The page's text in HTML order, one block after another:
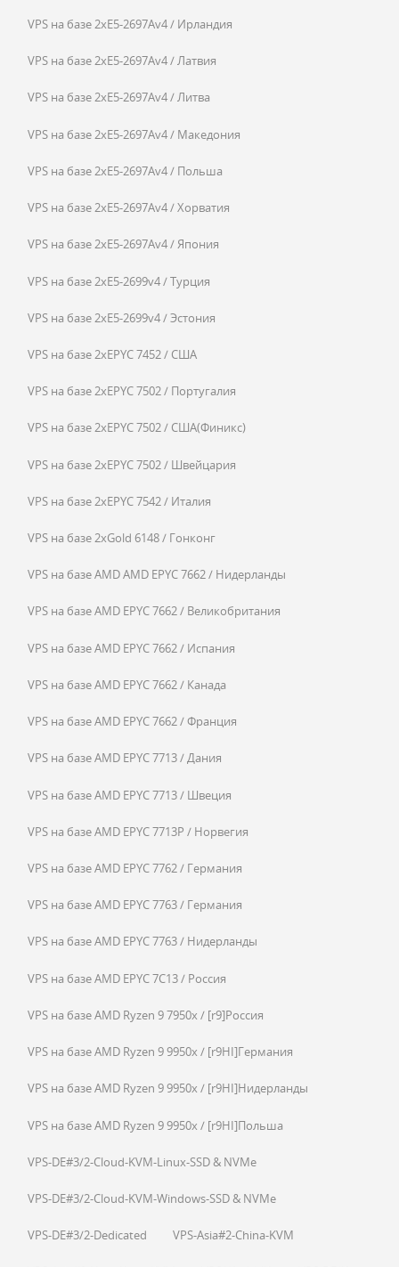
VPS на базе 2xE5-2697Av4 / Ирландия
VPS на базе 2xE5-2697Av4 / Латвия
VPS на базе 2xE5-2697Av4 / Литва
VPS на базе 2xE5-2697Av4 / Македония
VPS на базе 2xE5-2697Av4 / Польша
VPS на базе 2xE5-2697Av4 / Хорватия
VPS на базе 2xE5-2697Av4 / Япония
VPS на базе 2xE5-2699v4 / Турция
VPS на базе 2xE5-2699v4 / Эстония
VPS на базе 2xEPYC 7452 / США
VPS на базе 2xEPYC 7502 / Португалия
VPS на базе 2xEPYC 7502 / США(Финикс)
VPS на базе 2xEPYC 7502 / Швейцария
VPS на базе 2xEPYC 7542 / Италия
VPS на базе 2xGold 6148 / Гонконг
VPS на базе AMD AMD EPYC 7662 / Нидерланды
VPS на базе AMD EPYC 7662 / Великобритания
VPS на базе AMD EPYC 7662 / Испания
VPS на базе AMD EPYC 7662 / Канада
VPS на базе AMD EPYC 7662 / Франция
VPS на базе AMD EPYC 7713 / Дания
VPS на базе AMD EPYC 7713 / Швеция
VPS на базе AMD EPYC 7713P / Норвегия
VPS на базе AMD EPYC 7762 / Германия
VPS на базе AMD EPYC 7763 / Германия
VPS на базе AMD EPYC 7763 / Нидерланды
VPS на базе AMD EPYC 7C13 / Россия
VPS на базе AMD Ryzen 9 7950x / [r9]Россия
VPS на базе AMD Ryzen 9 9950x / [r9HI]Германия
VPS на базе AMD Ryzen 9 9950x / [r9HI]Нидерланды
VPS на базе AMD Ryzen 9 9950x / [r9HI]Польша
VPS-DE#3/2-Cloud-KVM-Linux-SSD & NVMe
VPS-DE#3/2-Cloud-KVM-Windows-SSD & NVMe
VPS-DE#3/2-Dedicated VPS-Asia#2-China-KVM